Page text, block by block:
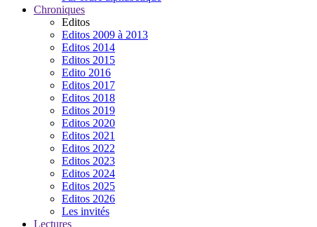
Chroniques
Editos
Editos 2009 à 2013
Editos 2014
Editos 2015
Edito 2016
Editos 2017
Editos 2018
Editos 2019
Editos 2020
Editos 2021
Editos 2022
Editos 2023
Editos 2024
Editos 2025
Editos 2026
Les invités
Lectures